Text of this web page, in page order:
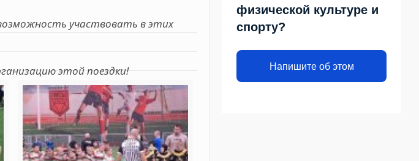
участвовать в этих
этой поездки!
физической культуре и
спорту?
Напишите об этом